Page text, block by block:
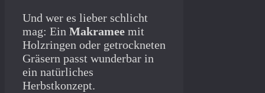
Und wer es lieber schlicht
mag: Ein Makramee mit
Holzringen oder getrockneten
Gräsern passt wunderbar in
ein natürliches
Herbstkonzept.